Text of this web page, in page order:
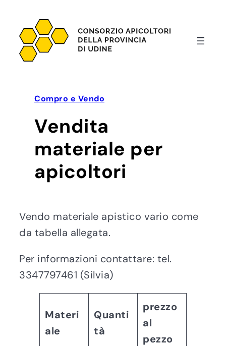
contenuto
Compro e Vendo
Vendita
materiale per
apicoltori
Vendo materiale apistico vario come
da tabella allegata.
Per informazioni contattare: tel.
3347797461 (Silvia)
Materi
ale
Quanti
tà
prezzo
al
pezzo